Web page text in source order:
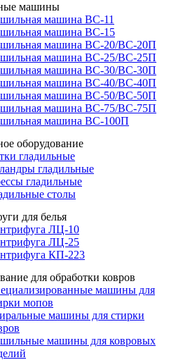
машины
машина ВС-11
машина ВС-15
машина ВС-20/ВС-20П
машина ВС-25/ВС-25П
машина ВС-30/ВС-30П
машина ВС-40/ВС-40П
машина ВС-50/ВС-50П
машина ВС-75/ВС-75П
машина ВС-100П
оборудование
гладильные
гладильные
гладильные
столы
для белья
ЛЦ-10
ЛЦ-25
КП-223
для обработки ковров
машины для
мопов
машины для стирки
машины для ковровых